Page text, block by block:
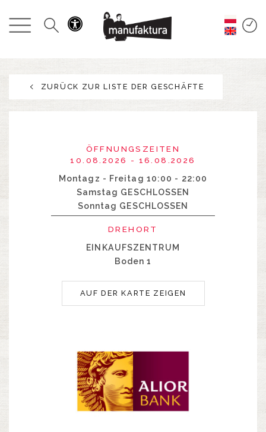
GESCHEHEN
ANGEBOTE
RESTAURANTS
ZURÜCK ZUR LISTE DER GESCHÄFTE
ÖFFNUNGSZEITEN
10.08.2026 - 16.08.2026
Montagz - Freitag 10:00 - 22:00
Samstag GESCHLOSSEN
Sonntag GESCHLOSSEN
DREHORT
EINKAUFSZENTRUM
Boden 1
AUF DER KARTE ZEIGEN